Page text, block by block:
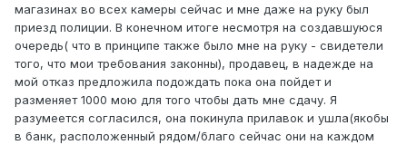
магазинах во всех камеры сейчас и мне даже на руку был
приезд полиции. В конечном итоге несмотря на создавшуюся
очередь( что в принципе также было мне на руку - свидетели
того, что мои требования законны), продавец, в надежде на
мой отказ предложила подождать пока она пойдет и
разменяет 1000 мою для того чтобы дать мне сдачу. Я
разумеется согласился, она покинула прилавок и ушла(якобы
в банк, расположенный рядом/благо сейчас они на каждом